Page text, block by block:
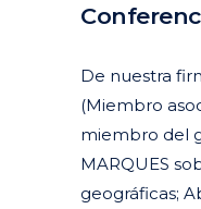
De nuestra
(Miembro
miembro del
MARQUES
geográficas;